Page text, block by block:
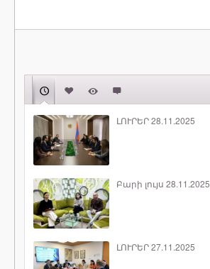
ԼՈՒՐԵՐ 28.11.2025
Բարի լույս 28.11.2025
ԼՈՒՐԵՐ 27.11.2025